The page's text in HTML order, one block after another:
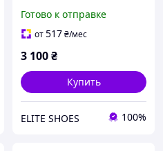
прогулок
Готово к отправке
от517₴/мес
3 100₴
Купить
ELITE SHOES 100%